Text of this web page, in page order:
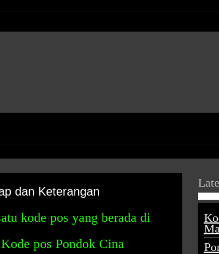
dan Keterangan
kode pos yang berada di
pos Pondok Cina